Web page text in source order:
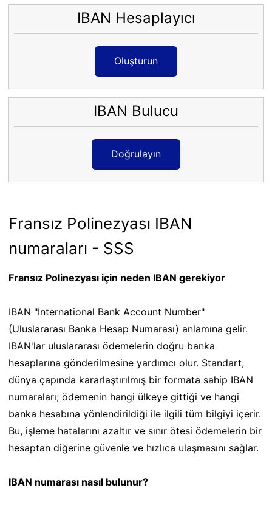
IBAN Hesaplayıcı
Oluşturun
IBAN Bulucu
Doğrulayın
Fransız Polinezyası IBAN
numaraları - SSS
Fransız Polinezyası için neden IBAN gerekiyor
IBAN "International Bank Account Number"
(Uluslararası Banka Hesap Numarası) anlamına gelir.
IBAN'lar uluslararası ödemelerin doğru banka
hesaplarına gönderilmesine yardımcı olur. Standart,
dünya çapında kararlaştırılmış bir formata sahip IBAN
numaraları; ödemenin hangi ülkeye gittiği ve hangi
banka hesabına yönlendirildiği ile ilgili tüm bilgiyi içerir.
Bu, işleme hatalarını azaltır ve sınır ötesi ödemelerin bir
hesaptan diğerine güvenle ve hızlıca ulaşmasını sağlar.
IBAN numarası nasıl bulunur?